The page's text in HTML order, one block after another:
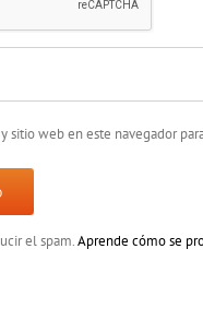
sitio web en este navegador
el spam.Aprende cómo se